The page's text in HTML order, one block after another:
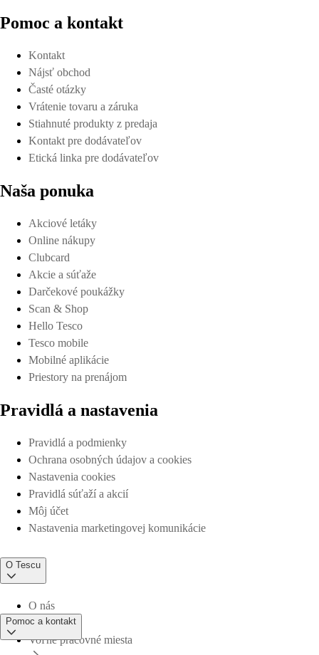
Pomoc a kontakt
Kontakt
Nájsť obchod
Časté otázky
Vrátenie tovaru a záruka
Stiahnuté produkty z predaja
Kontakt pre dodávateľov
Etická linka pre dodávateľov
Naša ponuka
Akciové letáky
Online nákupy
Clubcard
Akcie a súťaže
Darčekové poukážky
Scan & Shop
Hello Tesco
Tesco mobile
Mobilné aplikácie
Priestory na prenájom
Pravidlá a nastavenia
Pravidlá a podmienky
Ochrana osobných údajov a cookies
Nastavenia cookies
Pravidlá súťaží a akcií
Môj účet
Nastavenia marketingovej komunikácie
O Tescu
O nás
Voľné pracovné miesta
Pomoc a kontakt